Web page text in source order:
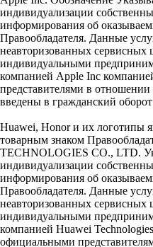
индивидуализации
информирования об
Правообладателя. Данные
неавторизованных сервисных
индивидуальными
компанией Apple Inc
представителями в
введены в гражданский
Huawei, Honor и их логотипы
товарным знаком
TECHNOLOGIES CO., LTD.
индивидуализации
информирования об
Правообладателя. Данные
неавторизованных сервисных
индивидуальными
компанией Huawei
официальными